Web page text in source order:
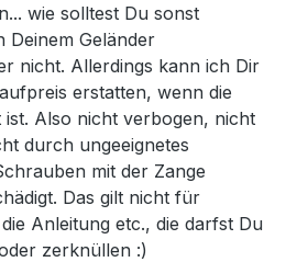
wie solltest Du sonst
Deinem Geländer
nicht. Allerdings kann ich Dir
erstatten, wenn die
Also nicht verbogen, nicht
durch ungeeignetes
mit der Zange
Das gilt nicht für
Anleitung etc., die darfst Du
zerknüllen :)